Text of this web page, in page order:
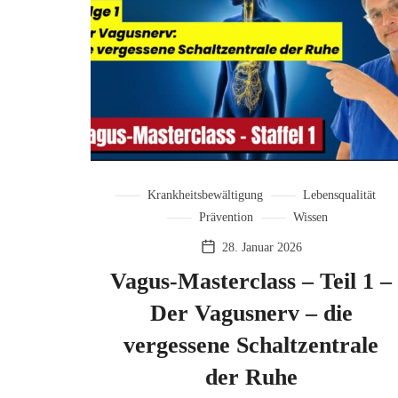
Krankheitsbewältigung
Lebensqualität
Prävention
Wissen
28. Januar 2026
Vagus-Masterclass – Teil 1 –
Der Vagusnerv – die
vergessene Schaltzentrale
der Ruhe